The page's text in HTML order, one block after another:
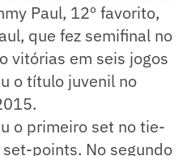
Paul, 12º favorito,
que fez semifinal no
vitórias em seis jogos
o título juvenil no
o primeiro set no tie-
points. No segundo